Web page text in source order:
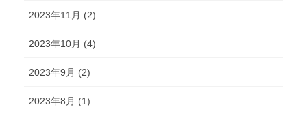
2023年11月 (2)
2023年10月 (4)
2023年9月 (2)
2023年8月 (1)